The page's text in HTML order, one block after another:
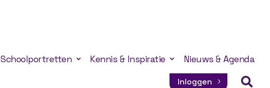
Schoolportretten Kennis & Inspiratie Nieuws & Agenda
Inloggen 